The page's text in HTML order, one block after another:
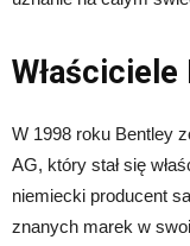
W 1998 roku Bentley
AG, który stał się
niemiecki producent
znanych marek w